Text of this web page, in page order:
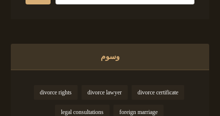
وسوم
divorce certificate
divorce lawyer
divorce rights
foreign marriage
legal consultations